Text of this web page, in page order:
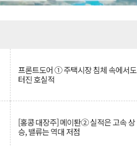
프론트도어 ① 주택시장 침체 속에서도
터진 호실적
[홍콩 대장주] 메이퇀② 실적은 고속 상
승, 밸류는 역대 저점